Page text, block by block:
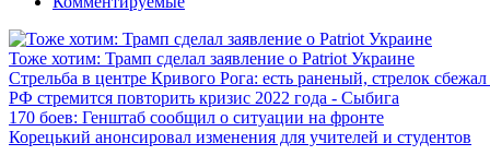
Тоже хотим: Трамп сделал заявление о Patriot Украине
Стрельба в центре Кривого Рога: есть раненый, стрелок
РФ стремится повторить кризис 2022 года - Сыбига
170 боев: Генштаб сообщил о ситуации на фронте
Корецький анонсировал изменения для учителей и студентов